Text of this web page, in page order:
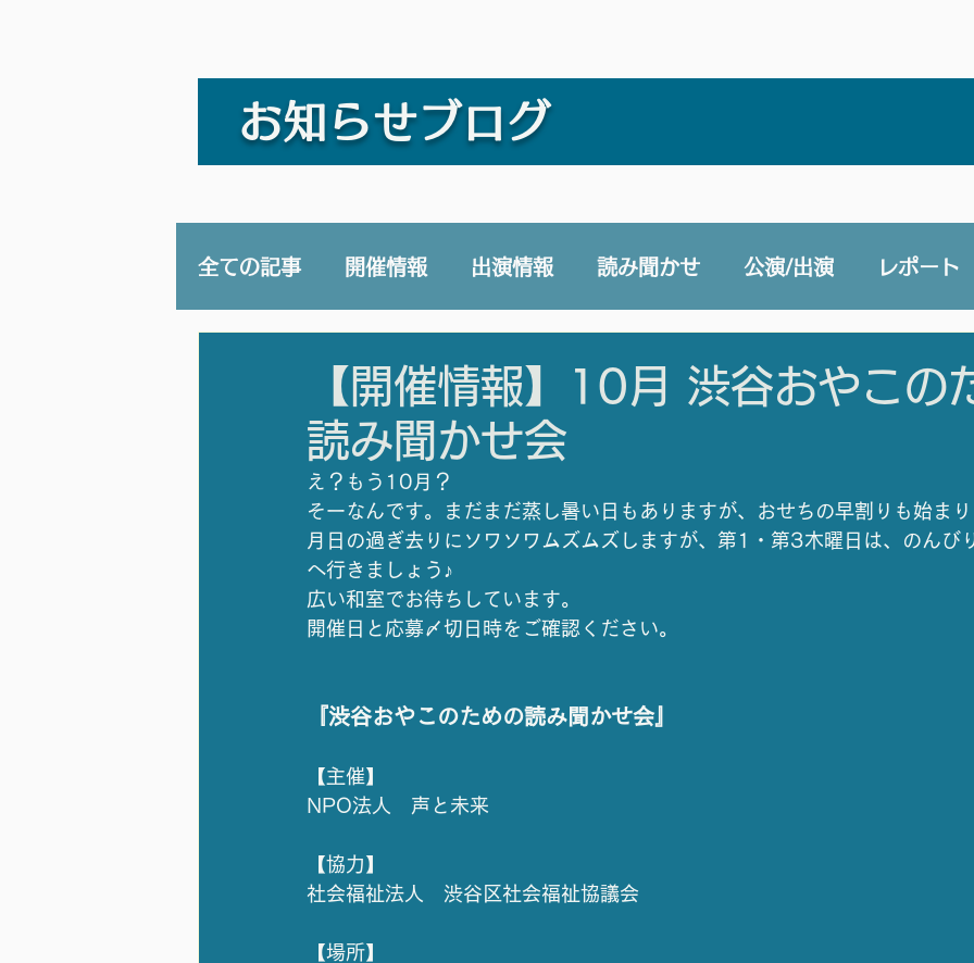
お知らせブログ
全ての記事 開催情報 出演情報 読み聞かせ 公演/出演 レポート
【開催情報】10月 渋谷おやこの
読み聞かせ会
え？もう10月？
そーなんです。まだまだ蒸し暑い日もありますが、おせちの早割りも始まり
月日の過ぎ去りにソワソワムズムズしますが、第1・第3木曜日は、のんび
へ行きましょう♪
広い和室でお待ちしています。
開催日と応募〆切日時をご確認ください。
『渋谷おやこのための読み聞かせ会』
【主催】
NPO法人　声と未来
【協力】
社会福祉法人　渋谷区社会福祉協議会
【場所】